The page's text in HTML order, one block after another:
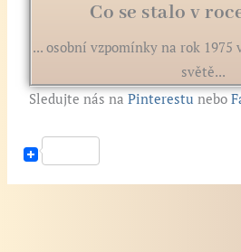
Co se stalo v
... osobní vzpomínky na rok 1975
světě...
Sledujte nás naPinterestu nebo